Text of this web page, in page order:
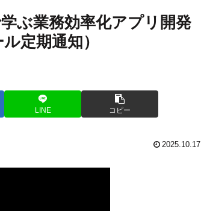
ぶ業務効率化アプリ開発
定期通知）
LINE コピー
2025.10.17